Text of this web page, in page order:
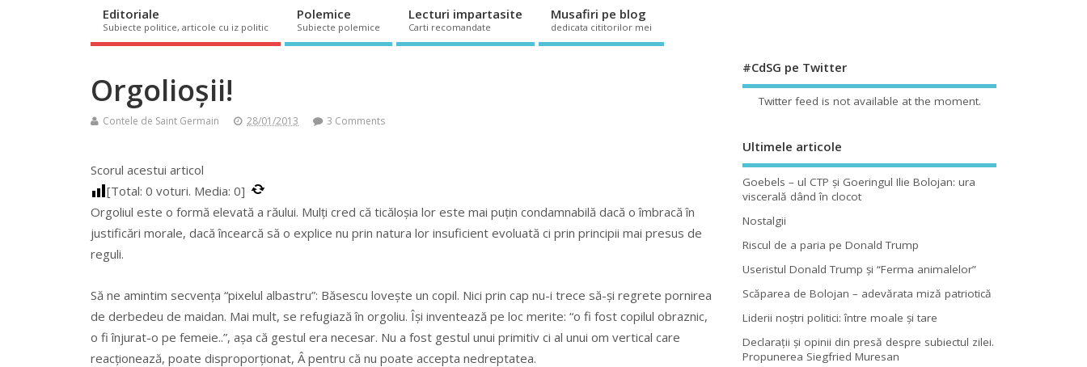
Editoriale
Subiecte politice, articole cu iz politic
Polemice
Subiecte polemice
Lecturi impartasite
Carti recomandate
Musafiri pe blog
dedicata cititorilor mei
Orgolioșii!
Contele de Saint Germain 28/01/2013 3 Comments
Scorul acestui articol
[Total: 0 voturi. Media: 0]
Orgoliul este o formă elevată a răului. Mulți cred că ticăloșia lor este mai puțin condamnabilă dacă o îmbracă în
justificări morale, dacă încearcă să o explice nu prin natura lor insuficient evoluată ci prin principii mai presus de
reguli.
Să ne amintim secvența “pixelul albastru”: Băsescu lovește un copil. Nici prin cap nu-i trece să-și regrete pornirea
de derbedeu de maidan. Mai mult, se refugiază în orgoliu. Își inventează pe loc merite: “o fi fost copilul obraznic,
o fi înjurat-o pe femeie..”, așa că gestul era necesar. Nu a fost gestul unui primitiv ci al unui om vertical care
reacționează, poate disproporționat, Â pentru că nu poate accepta nedreptatea.
#CdSG pe Twitter
Twitter feed is not available at the moment.
Ultimele articole
Goebels – ul CTP şi Goeringul Ilie Bolojan: ura
viscerală dând în clocot
Nostalgii
Riscul de a paria pe Donald Trump
Useristul Donald Trump şi “Ferma animalelor”
Scăparea de Bolojan – adevărata miză patriotică
Liderii noştri politici: între moale şi tare
Declaraţii şi opinii din presă despre subiectul zilei.
Propunerea Siegfried Muresan